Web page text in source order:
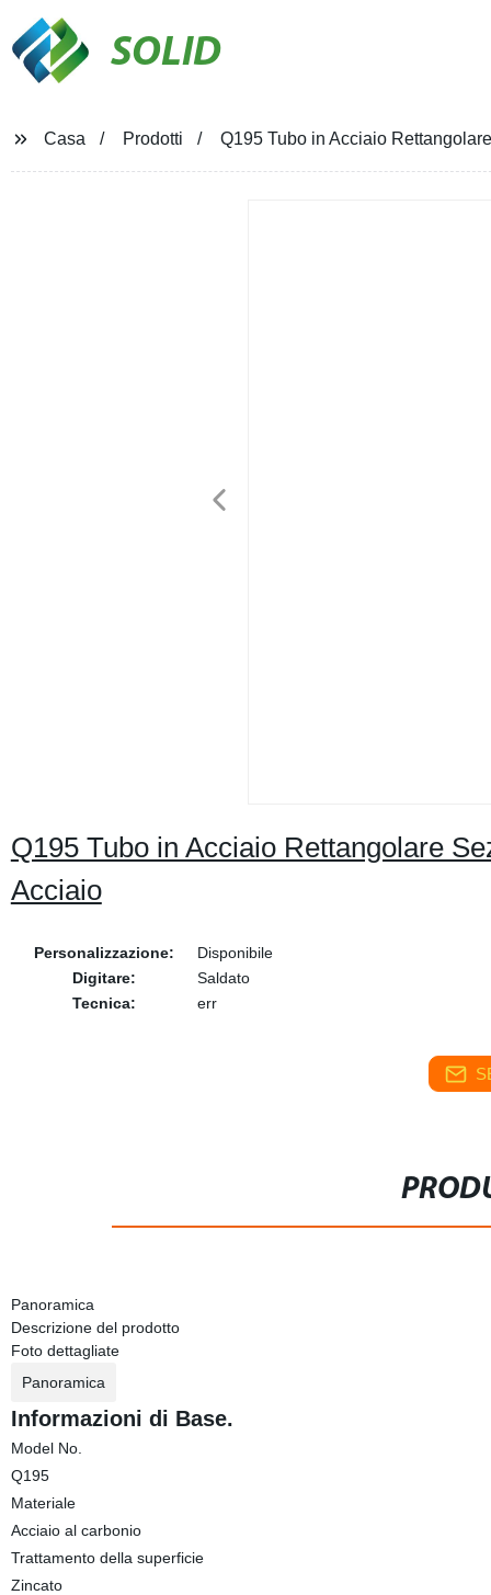
SOLID
Casa Prodotti Q195 Tubo in Acciaio
Q195 Tubo in Acciaio Rettangolare
Acciaio
Personalizzazione:
Disponibile
Digitare:
Saldato
Tecnica:
err
Panoramica
Descrizione del prodotto
Foto dettagliate
Panoramica
Informazioni di Base.
Model No.
Q195
Materiale
Acciaio al carbonio
Trattamento della superficie
Zincato